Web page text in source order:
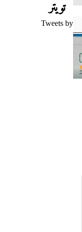
تويتر
Tweets by